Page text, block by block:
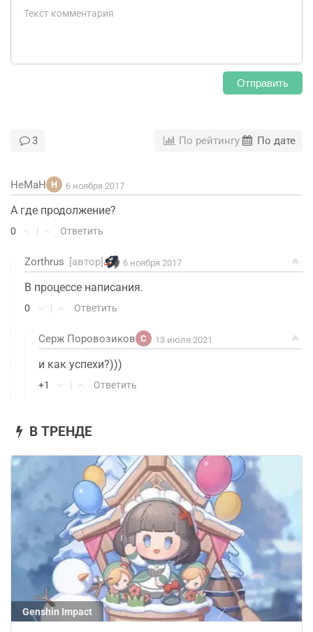
Отправить
3 По рейтингу По дате
HeMaH H 6 ноября 2017
А где продолжение?
0 | Ответить
Zorthrus [автор] 6 ноября 2017
В процессе написания.
0 | Ответить
Серж Поровозиков С 13 июля 2021
и как успехи?)))
+1 | Ответить
В ТРЕНДЕ
Genshin Impact